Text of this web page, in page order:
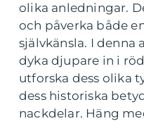
olika anledningar.
och påverka både
självkänsla. I
dyka djupare in i
utforska dess olika
dess historiska
nackdelar. Häng